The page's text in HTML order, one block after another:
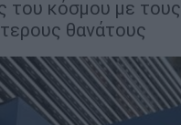
του κόσμου με τους
θανάτους